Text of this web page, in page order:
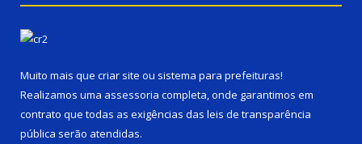
Muito mais que criar site ou sistema para prefeituras!
Realizamos uma assessoria completa, onde garantimos em
contrato que todas as exigências das leis de transparência
pública serão atendidas.